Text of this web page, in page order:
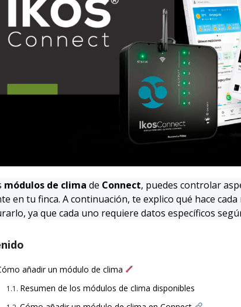
módulos de clima de Connect, puedes controlar
en tu finca. A continuación, te explico qué hace
ya que cada uno requiere datos específicos
añadir un módulo de clima
Resumen de los módulos de clima disponibles